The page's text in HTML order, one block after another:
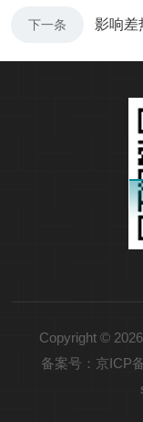
下一条 影响差
Copyright ©
备案号：京ICP